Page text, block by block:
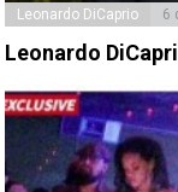
Leonardo DiCaprio 6
Leonardo